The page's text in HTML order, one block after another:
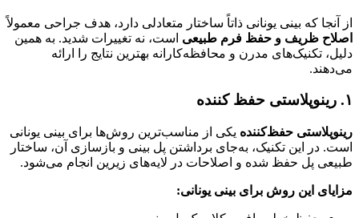
از آنجا که بینی یونانی ذاتاً ساختار متعادلی دارد، هدف جراحی معمولاً
اصلاح ظریف و حفظ فرم طبیعی است، نه تغییرات شدید. به همین
دلیل، تکنیک‌های مدرن و محافظه‌کارانه بهترین نتایج را ارائه
می‌دهند.
۱. رینوپلاستی حفظ‌ کننده
رینوپلاستی حفظ‌کننده یکی از مناسب‌ترین روش‌ها برای بینی یونانی
است. در این تکنیک، به‌جای برداشتن پل بینی و بازسازی آن، ساختار
طبیعی پل حفظ شده و اصلاحات در لایه‌های زیرین انجام می‌شود.
مزایای این روش برای بینی یونانی: